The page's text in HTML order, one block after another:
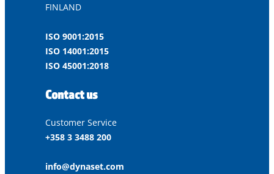
FINLAND
ISO 9001:2015
ISO 14001:2015
ISO 45001:2018
Contact us
Customer Service
+358 3 3488 200
info@dynaset.com